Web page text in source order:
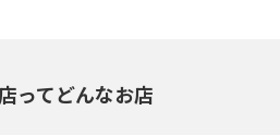
ってどんなお店